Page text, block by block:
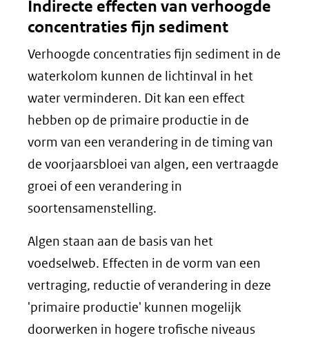
Indirecte effecten van verhoogde
concentraties fijn sediment
Verhoogde concentraties fijn sediment in de
waterkolom kunnen de lichtinval in het
water verminderen. Dit kan een effect
hebben op de primaire productie in de
vorm van een verandering in de timing van
de voorjaarsbloei van algen, een vertraagde
groei of een verandering in
soortensamenstelling.
Algen staan aan de basis van het
voedselweb. Effecten in de vorm van een
vertraging, reductie of verandering in deze
'primaire productie' kunnen mogelijk
doorwerken in hogere trofische niveaus